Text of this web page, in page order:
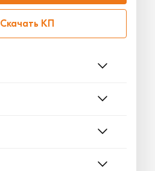
Скачать КП